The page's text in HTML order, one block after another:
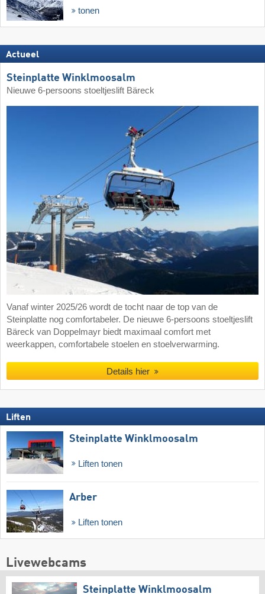
tonen
Actueel
Steinplatte Winklmoosalm
Nieuwe 6-persoons stoeltjeslift Bäreck
Vanaf winter 2025/26 wordt de tocht naar de top van de
Steinplatte nog comfortabeler. De nieuwe 6-persoons stoeltjeslift
Bäreck van Doppelmayr biedt maximaal comfort met
weerkappen, comfortabele stoelen en stoelverwarming.
Details hier
Liften
Steinplatte Winklmoosalm
Liften tonen
Arber
Liften tonen
Livewebcams
Steinplatte Winklmoosalm